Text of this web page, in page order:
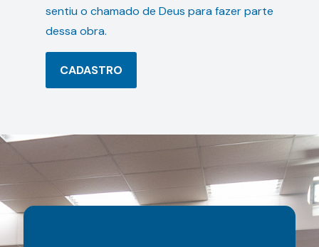
sentiu o chamado de Deus para fazer parte
dessa obra.
CADASTRO